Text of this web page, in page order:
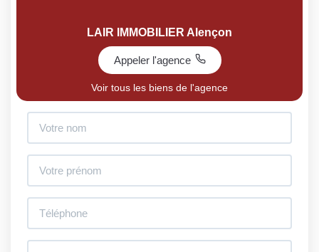
LAIR IMMOBILIER Alençon
Appeler l'agence
Voir tous les biens de l'agence